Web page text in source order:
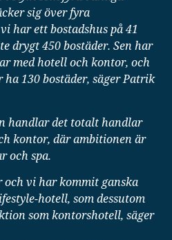
sig över fyra
har ett bostadshus på 41
drygt 450 bostäder. Sen har
med hotell och kontor, och
130 bostäder, säger Patrik
handlar det totalt handlar
kontor, där ambitionen är
och spa.
vi har kommit ganska
hotell, som dessutom
som kontorshotell, säger